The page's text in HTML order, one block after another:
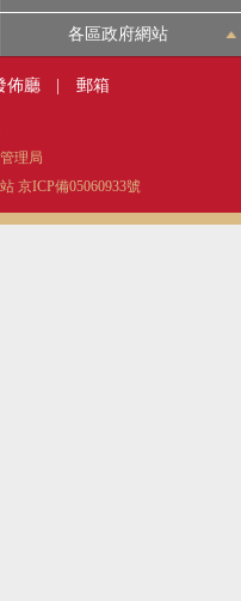
各區政府網站
佈廳 郵箱
理局
京ICP備05060933號